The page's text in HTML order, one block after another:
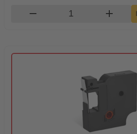
remove Produkt add